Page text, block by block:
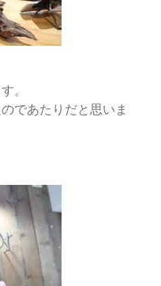
。
であたりだと思いま